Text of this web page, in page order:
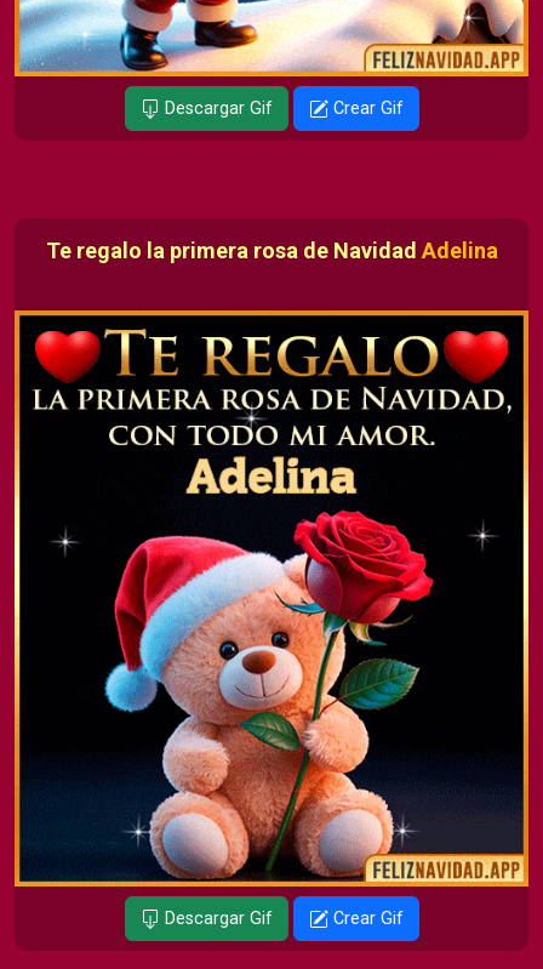
Descargar Gif Crear Gif
Te regalo la primera rosa de Navidad Adelina
Descargar Gif Crear Gif